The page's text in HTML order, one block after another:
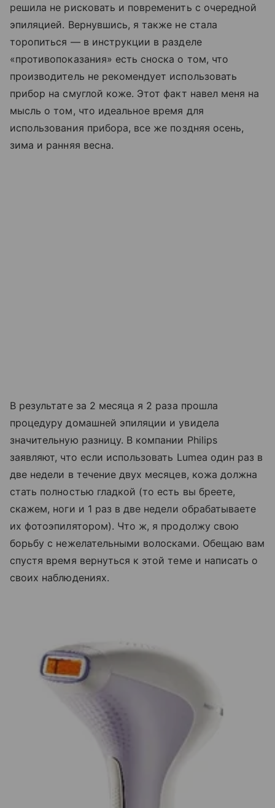
решила не рисковать и повременить с очередной
эпиляцией. Вернувшись, я также не стала
торопиться — в инструкции в разделе
«противопоказания» есть сноска о том, что
производитель не рекомендует использовать
прибор на смуглой коже. Этот факт навел меня на
мысль о том, что идеальное время для
использования прибора, все же поздняя осень,
зима и ранняя весна.
В результате за 2 месяца я 2 раза прошла
процедуру домашней эпиляции и увидела
значительную разницу. В компании Philips
заявляют, что если использовать Lumea один раз в
две недели в течение двух месяцев, кожа должна
стать полностью гладкой (то есть вы бреете,
скажем, ноги и 1 раз в две недели обрабатываете
их фотоэпилятором). Что ж, я продолжу свою
борьбу с нежелательными волосками. Обещаю вам
спустя время вернуться к этой теме и написать о
своих наблюдениях.